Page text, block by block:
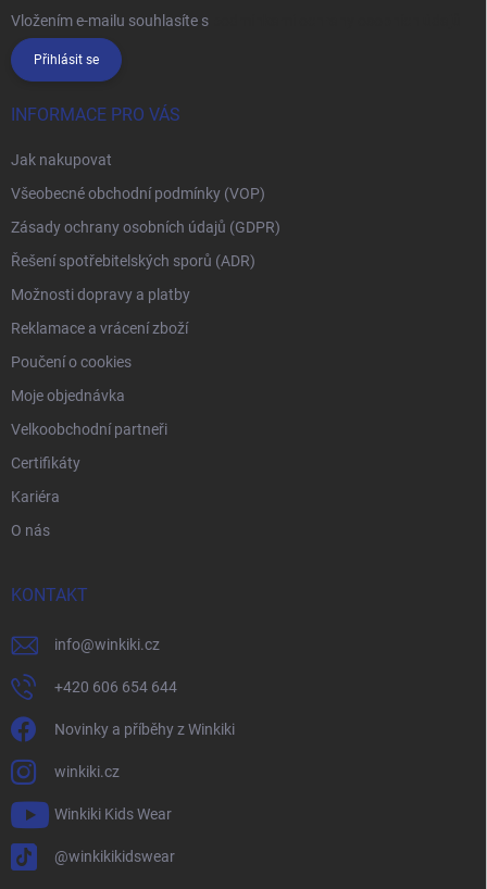
Vložením e-mailu souhlasíte s
Přihlásit se
INFORMACE PRO VÁS
Jak nakupovat
Všeobecné obchodní podmínky (VOP)
Zásady ochrany osobních údajů (GDPR)
Řešení spotřebitelských sporů (ADR)
Možnosti dopravy a platby
Reklamace a vrácení zboží
Poučení o cookies
Moje objednávka
Velkoobchodní partneři
Certifikáty
Kariéra
O nás
KONTAKT
info@winkiki.cz
+420 606 654 644
Novinky a příběhy z Winkiki
winkiki.cz
Winkiki Kids Wear
@winkikikidswear